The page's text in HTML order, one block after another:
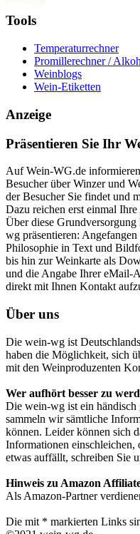
Tools
Temperaturrechner
Promillerechner /
Weinblogs
Wein-Etiketten
Anzeige
Präsentieren Sie Ihr
Auf Wein-WG.de
Besucher über Winzer und
der Besucher Sie findet und
Dazu reichen erst einmal
Über diese
wg präsentieren:
Philosophie in Text und
bis hin zur Weinkarte als
und die Angabe Ihrer eMail-
direkt mit Ihnen Kontakt
Über uns
Die wein-wg ist
haben die Möglichkeit, sich
mit den Weinproduzenten
Wer aufhört besser zu
Die wein-wg ist ein händisch
sammeln wir sämtliche
können. Leider können sich
Informationen einschleichen,
etwas auffällt, schreiben Sie
Hinweis zu Amazon
Als Amazon-Partner
Die mit * markierten Links